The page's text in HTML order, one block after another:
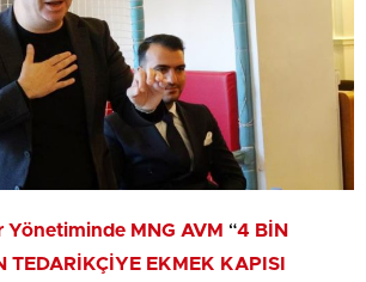
Yönetiminde MNG AVM “4 BİN
TEDARİKÇİYE EKMEK KAPISI